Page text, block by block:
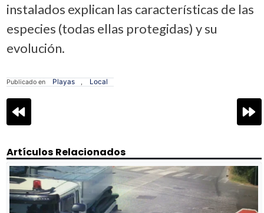
instalados explican las características de las
especies (todas ellas protegidas) y su
evolución.
Publicado en Playas , Local
Navegación
de
Artículos Relacionados